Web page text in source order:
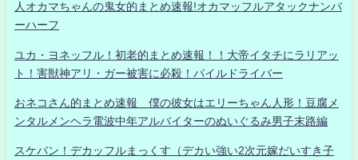
人オカマちゃんの鬼女的まとめ速報!オカマッフルアタックナンバ
ーハーフ
ユカ・ヨネッフル！初老的まとめ速報！！大帝イタチにラリアッ
ト！害獣神アリ・ガー被害に必殺！パイルドライバー
おネコさん的まとめ速報 僕の彼女はエリーちゃん人形！豆腐メ
ンタルメンヘラ電波中年アルバイターのぬいぐるみ男子末路編
スケバン！デカッフルまっくす（デカい強い2次元嫁だいすき子